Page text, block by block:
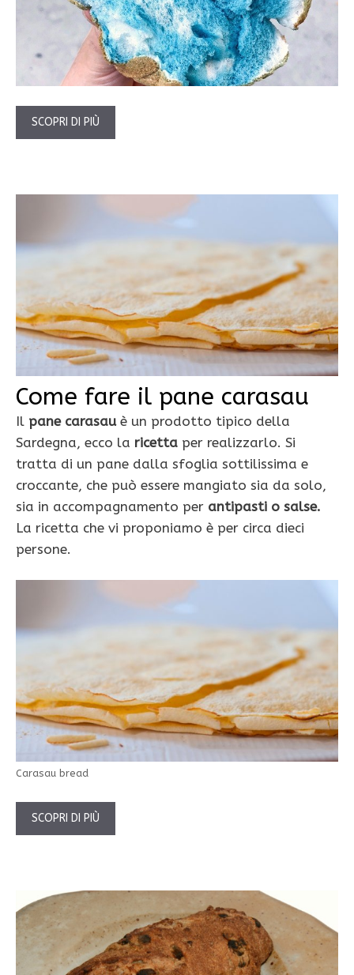
SCOPRI DI PIÙ
Come fare il pane carasau
Il pane carasauè un prodotto tipico della
Sardegna, ecco la ricetta per realizzarlo. Si
tratta di un pane dalla sfoglia sottilissima e
croccante, che può essere mangiato sia da solo,
sia in accompagnamento per antipasti o salse.
La ricetta che vi proponiamo è per circa dieci
persone.
Carasau bread
SCOPRI DI PIÙ